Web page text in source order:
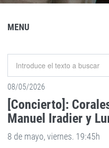
MENU
08/05/2026
[Concierto]:
Manuel Iradier y
8 de mayo, viernes. 19:45h